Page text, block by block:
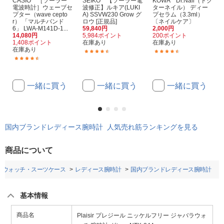
電波時計］ウェーブセ
プター（wave cepto
r） 「マルチバンド
6」 LWA-M141D-1...
14,080円
1,408ポイント
在庫あり
一緒に買う
波修正】ルキア(LUKI
A) SSVW230 Grow グ
ロウ [正規品]
59,840円
5,984ポイント
在庫あり
一緒に買う
ターネイル） ディー
プセラム（3.3ml）
〔ネイルケア〕
2,000円
200ポイント
在庫あり
一緒に買う
国内ブランドレディース腕時計 人気売れ筋ランキングを見る
商品について
ウォッチ・スーツケース レディース腕時計 国内ブランドレディース腕時計
基本情報
商品名
Plaisir プレジール ニッケルフリー ジャバラウォ